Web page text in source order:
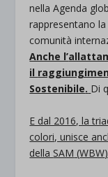
nella Agenda
rappresentano
comunità
Anche l’
il
Sostenibile. Di
E dal 2016, la
colori, unisce
della SAM (WBW)